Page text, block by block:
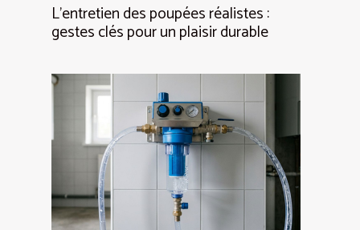
L’entretien des poupées réalistes :
gestes clés pour un plaisir durable